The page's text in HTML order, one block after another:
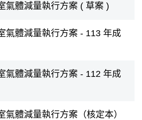
氣體減量執行方案 ( 草案 )
氣體減量執行方案 - 113 年成
氣體減量執行方案 - 112 年成
氣體減量執行方案（核定本）